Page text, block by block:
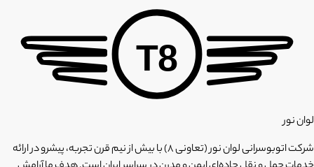
T8
لوان نور
شرکت اتوبوسرانی لوان نور (تعاونی ۸) با بیش از نیم قرن تجربه، پیشرو در ارائه